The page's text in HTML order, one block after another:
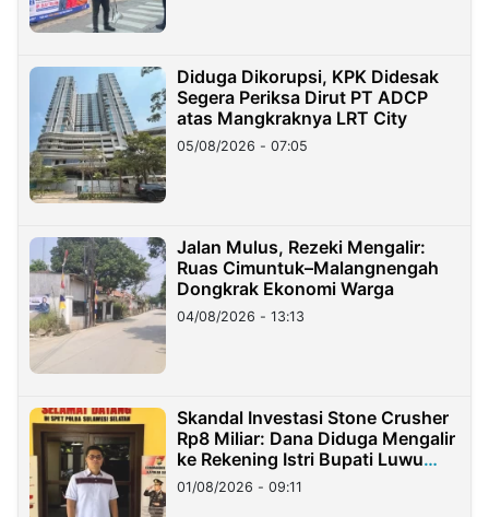
Diduga Dikorupsi, KPK Didesak
Segera Periksa Dirut PT ADCP
atas Mangkraknya LRT City
05/08/2026 - 07:05
Jalan Mulus, Rezeki Mengalir:
Ruas Cimuntuk–Malangnengah
Dongkrak Ekonomi Warga
04/08/2026 - 13:13
Skandal Investasi Stone Crusher
Rp8 Miliar: Dana Diduga Mengalir
ke Rekening Istri Bupati Luwu
Timur
01/08/2026 - 09:11